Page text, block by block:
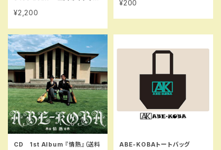
¥2,200
¥200
CD 1st Album 『情熱』（送料
ABE-KOBAトートバッグ